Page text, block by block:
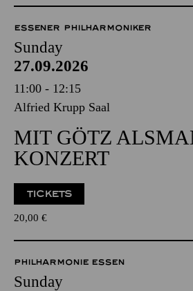
ESSENER PHILHARMONIKER
Sunday
27.09.2026
11:00 - 12:15
Alfried Krupp Saal
MIT GÖTZ
KONZERT
TICKETS
20,00 €
PHILHARMONIE ESSEN
Sunday